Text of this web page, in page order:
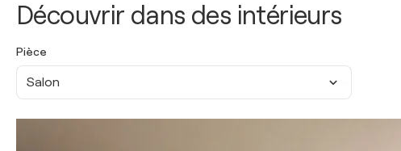
Découvrir dans des intérieurs
Pièce
Salon